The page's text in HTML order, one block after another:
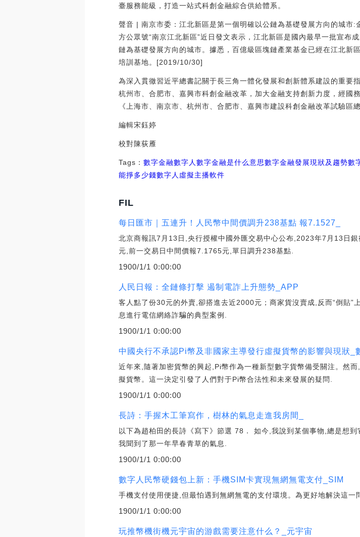
臺服務能級，打造一站式科創金融綜合供給體系。
聲音 | 南京市委：江北新區是第一個明確以公鏈為基礎發展方向的城市
方公眾號“南京江北新區”近日發文表示，江北新區是國內最早一批宣布
鏈為基礎發展方向的城市。據悉，百億級區塊鏈產業基金已經在江北新
培訓基地。[2019/10/30]
為深入貫徹習近平總書記關于長三角一體化發展和創新體系建設的重要
杭州市、合肥市、嘉興市科創金融改革，加大金融支持創新力度，經國
《上海市、南京市、杭州市、合肥市、嘉興市建設科創金融改革試驗區
編輯宋鈺婷
校對陳荻雁
Tags：數字金融數字人數字金融是什么意思數字金融發展現狀及趨勢數
能掙多少錢數字人虛擬主播軟件
FIL
每日匯市｜五連升！人民幣中間價調升238基點 報7.1527_
北京商報訊7月13日,央行授權中國外匯交易中心公布,2023年7月13日
元,前一交易日中間價報7.1765元,單日調升238基點.
1900/1/1 0:00:00
人民日報：全鏈條打擊 遏制電詐上升態勢_APP
客人點了份30元的外賣,卻搭進去近2000元；商家貨沒賣成,反而“倒貼”
息進行電信網絡詐騙的典型案例.
1900/1/1 0:00:00
中國央行不承認Pi幣及非國家主導發行虛擬貨幣的影響與現狀_
近年來,隨著加密貨幣的興起,Pi幣作為一種新型數字貨幣備受關注。然
擬貨幣。這一決定引發了人們對于Pi幣合法性和未來發展的疑問.
1900/1/1 0:00:00
長詩：手握木工筆寫作，樹林的氣息走進我房間_
以下為趙柏田的長詩《寫下》節選 78． 如今,我說到某個事物,總是想
我聞到了那一年早春青草的氣息.
1900/1/1 0:00:00
數字人民幣硬錢包上新：手機SIM卡實現無網無電支付_SIM
手機支付使用便捷,但最怕遇到無網無電的支付環境。為更好地解決這
1900/1/1 0:00:00
玩推幣機街機元宇宙的游戲需要注意什么？_元宇宙